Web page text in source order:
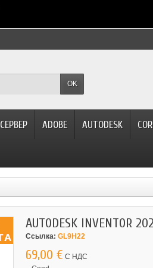
OK
СЕРВЕР ADOBE AUTODESK
AUTODESK INVENTOR
Ссылка: GL9H22
69,00 € С НДС